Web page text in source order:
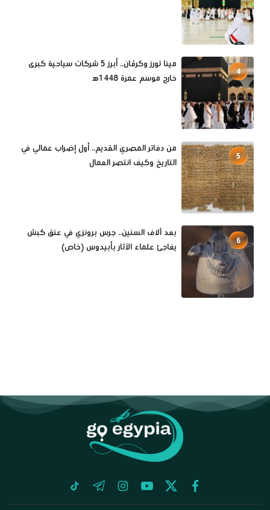
4
مينا تورز وكرڤان.. أبرز 5 شركات سياحية كبرى
خارج موسم عمرة 1448ه‍
5
من دفاتر المصري القديم.. أول إضراب عمالي في
التاريخ وكيف انتصر العمال
6
بعد آلاف السنين.. جرس برونزي في عنق كبش
يفاجئ علماء الآثار بأبيدوس (خاص)
facebook
twitter
youtube
instagram
telegram
tiktok